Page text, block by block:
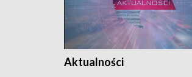
Aktualności